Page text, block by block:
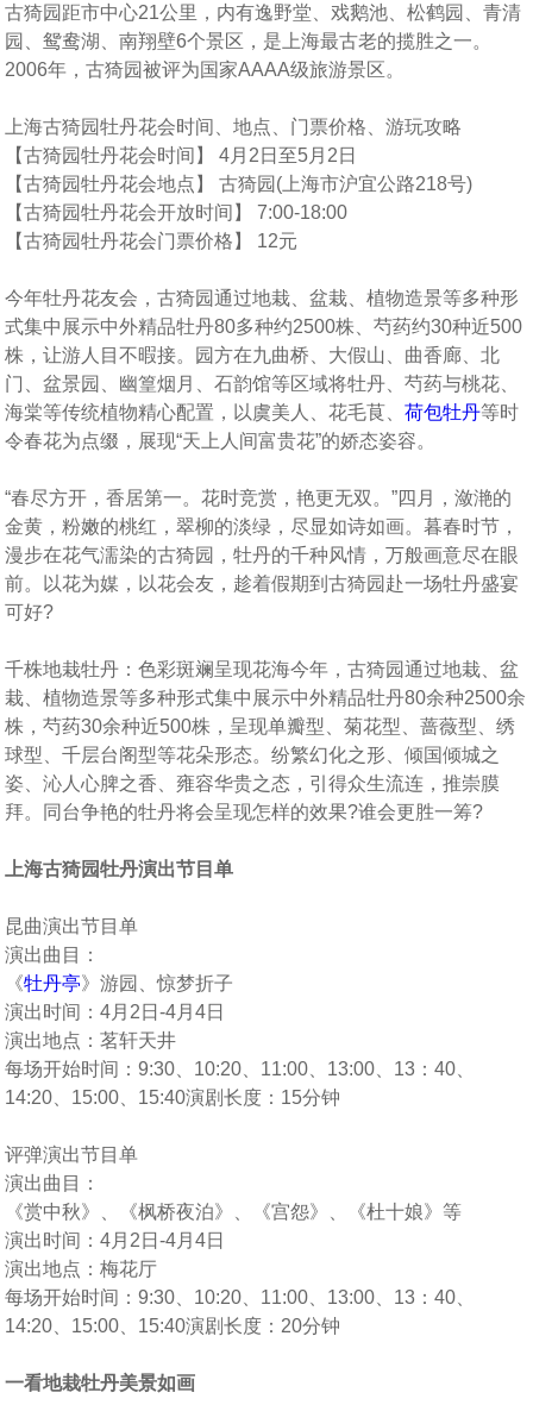
古猗园距市中心21公里，内有逸野堂、戏鹅池、松鹤园、青清
园、鸳鸯湖、南翔壁6个景区，是上海最古老的揽胜之一。
2006年，古猗园被评为国家AAAA级旅游景区。
上海古猗园牡丹花会时间、地点、门票价格、游玩攻略
【古猗园牡丹花会时间】 4月2日至5月2日
【古猗园牡丹花会地点】 古猗园(上海市沪宜公路218号)
【古猗园牡丹花会开放时间】 7:00-18:00
【古猗园牡丹花会门票价格】 12元
今年牡丹花友会，古猗园通过地栽、盆栽、植物造景等多种形
式集中展示中外精品牡丹80多种约2500株、芍药约30种近500
株，让游人目不暇接。园方在九曲桥、大假山、曲香廊、北
门、盆景园、幽篁烟月、石韵馆等区域将牡丹、芍药与桃花、
海棠等传统植物精心配置，以虞美人、花毛茛、荷包牡丹等时
令春花为点缀，展现“天上人间富贵花”的娇态姿容。
“春尽方开，香居第一。花时竞赏，艳更无双。”四月，潋滟的
金黄，粉嫩的桃红，翠柳的淡绿，尽显如诗如画。暮春时节，
漫步在花气濡染的古猗园，牡丹的千种风情，万般画意尽在眼
前。以花为媒，以花会友，趁着假期到古猗园赴一场牡丹盛宴
可好?
千株地栽牡丹：色彩斑斓呈现花海今年，古猗园通过地栽、盆
栽、植物造景等多种形式集中展示中外精品牡丹80余种2500余
株，芍药30余种近500株，呈现单瓣型、菊花型、蔷薇型、绣
球型、千层台阁型等花朵形态。纷繁幻化之形、倾国倾城之
姿、沁人心脾之香、雍容华贵之态，引得众生流连，推崇膜
拜。同台争艳的牡丹将会呈现怎样的效果?谁会更胜一筹?
上海古猗园牡丹演出节目单
昆曲演出节目单
演出曲目：
《牡丹亭》游园、惊梦折子
演出时间：4月2日-4月4日
演出地点：茗轩天井
每场开始时间：9:30、10:20、11:00、13:00、13：40、
14:20、15:00、15:40演剧长度：15分钟
评弹演出节目单
演出曲目：
《赏中秋》、《枫桥夜泊》、《宫怨》、《杜十娘》等
演出时间：4月2日-4月4日
演出地点：梅花厅
每场开始时间：9:30、10:20、11:00、13:00、13：40、
14:20、15:00、15:40演剧长度：20分钟
一看地栽牡丹美景如画